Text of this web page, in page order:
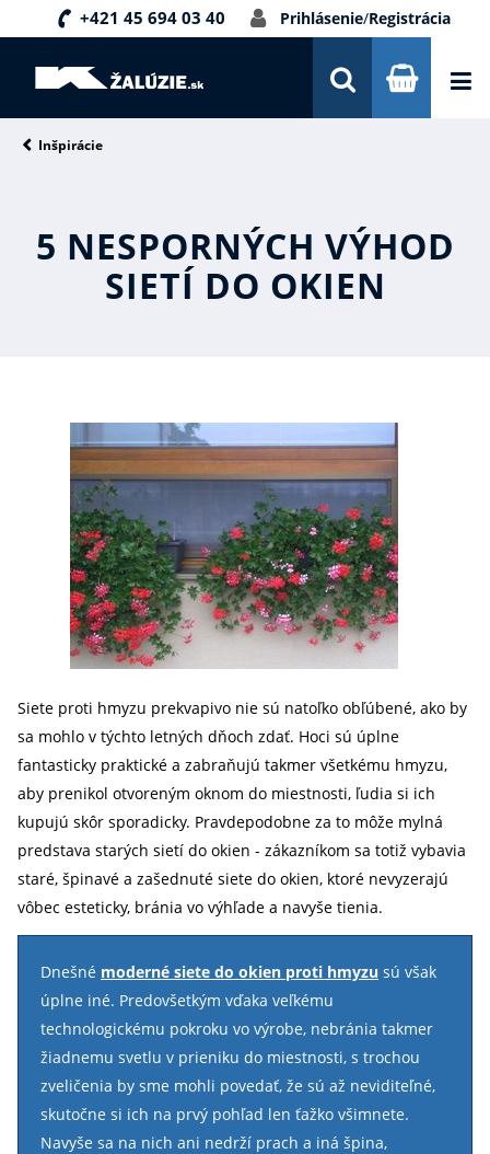
+421 45 694 03 40 Prihlásenie/Registrácia
DOPRAVA A PLATBA
NOVINKY
Inšpirácie
5 NESPORNÝCH VÝHOD
SIETÍ DO OKIEN
Siete proti hmyzu prekvapivo nie sú natoľko obľúbené, ako by
sa mohlo v týchto letných dňoch zdať. Hoci sú úplne
fantasticky praktické a zabraňujú takmer všetkému hmyzu,
aby prenikol otvoreným oknom do miestnosti, ľudia si ich
kupujú skôr sporadicky. Pravdepodobne za to môže mylná
predstava starých sietí do okien - zákazníkom sa totiž vybavia
staré, špinavé a zašednuté siete do okien, ktoré nevyzerajú
vôbec esteticky, bránia vo výhľade a navyše tienia.
Dnešné moderné siete do okien proti hmyzu sú však
úplne iné. Predovšetkým vďaka veľkému
technologickému pokroku vo výrobe, nebránia takmer
žiadnemu svetlu v prieniku do miestnosti, s trochou
zveličenia by sme mohli povedať, že sú až neviditeľné,
skutočne si ich na prvý pohľad len ťažko všimnete.
Navyše sa na nich ani nedrží prach a iná špina,